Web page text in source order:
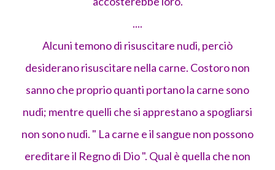
....
Alcuni temono di risuscitare nudi, perciò
desiderano risuscitare nella carne. Costoro non
sanno che proprio quanti portano la carne sono
nudi; mentre quelli che si apprestano a spogliarsi
non sono nudi. " La carne e il sangue non possono
ereditare il Regno di Dio ". Qual è quella che non